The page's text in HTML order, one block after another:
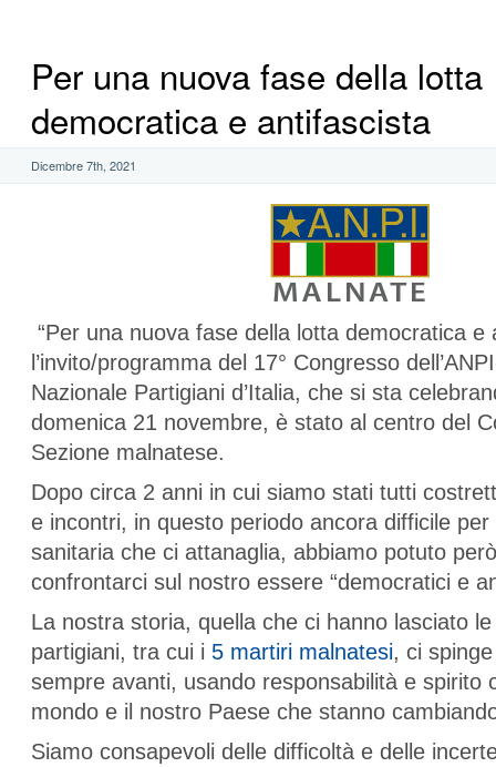
Per una nuova fase della lotta
democratica e antifascista
Dicembre 7th, 2021
“Per una nuova fase della lotta democratica e
l’invito/programma del 17° Congresso
Nazionale Partigiani d’Italia, che si sta
domenica 21 novembre, è stato al centro del
Sezione malnatese.
Dopo circa 2 anni in cui siamo stati tutti
e incontri, in questo periodo ancora difficile per
sanitaria che ci attanaglia, abbiamo potuto
confrontarci sul nostro essere “democratici e
La nostra storia, quella che ci hanno lasciato
partigiani, tra cui i 5 martiri malnatesi, ci
sempre avanti, usando responsabilità e spirito
mondo e il nostro Paese che stanno
Siamo consapevoli delle difficoltà e delle